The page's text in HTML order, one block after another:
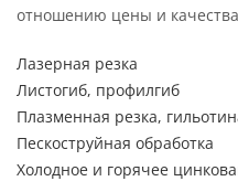
отношению цены и
Лазерная резка
Листогиб, профилгиб
Плазменная резка,
Пескоструйная обработка
Холодное и горячее